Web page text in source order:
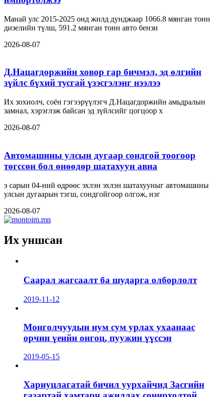
Манай улс 2015-2025 онд жилд дунджаар 1066.8 мянган тонн
дизелийн түлш, 591.2 мянган тонн авто бензи
2026-08-07
Д.Нацагдоржийн ховор гар бичмэл, эд өлгийн
зүйлс бүхий тусгай үзэсгэлэнг нээлээ
Их зохиолч, соён гэгээрүүлэгч Д.Нацагдоржийн амьдралын
замнал, хэрэглэж байсан эд зүйлсийг цогцоор х
2026-08-07
Автомашины улсын дугаар сондгой тоогоор
төгссөн бол өнөөдөр шатахуун авна
э сарын 04-ний өдрөөс эхлэн эхлэн шатахууныг автомашины
улсын дугаарын тэгш, сондгойгоор олгож, нэг
2026-08-07
Их уншсан
Саарал жагсаалт ба шударга олборлолт
2019-11-12
Монголчуудын нум сум урлах ухаанаас
орчин үеийн онгоц, пуужин үүссэн
2019-05-15
Хариуцлагатай бичил уурхайчид Засгийн